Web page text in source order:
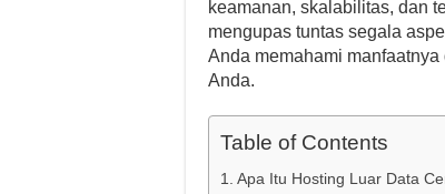
keamanan, skalabilitas, dan
mengupas tuntas segala
Anda memahami
Anda.
Table of Contents
Apa Itu Hosting Luar Data